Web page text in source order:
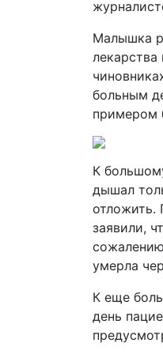
Малышка
больным
примером
К
дышал
отложить.
заявили,
умерла
К еще
день